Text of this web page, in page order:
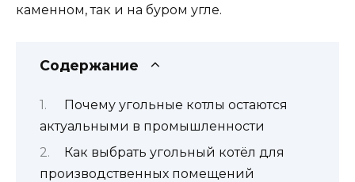
каменном, так и на буром угле.
Содержание
Почему угольные котлы остаются
актуальными в промышленности
Как выбрать угольный котёл для
производственных помещений